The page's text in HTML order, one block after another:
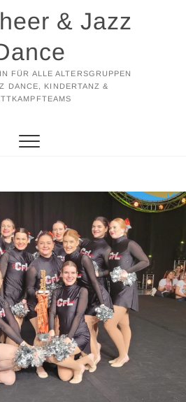
& Jazz
FÜR ALLE ALTERSGRUPPEN
DANCE, KINDERTANZ &